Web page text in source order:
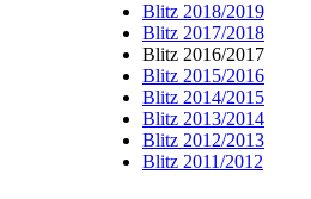
Blitz 2018/2019
Blitz 2017/2018
Blitz 2016/2017
Blitz 2015/2016
Blitz 2014/2015
Blitz 2013/2014
Blitz 2012/2013
Blitz 2011/2012